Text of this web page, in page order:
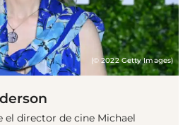
(© 2022 Getty Images)
director de cine Michael